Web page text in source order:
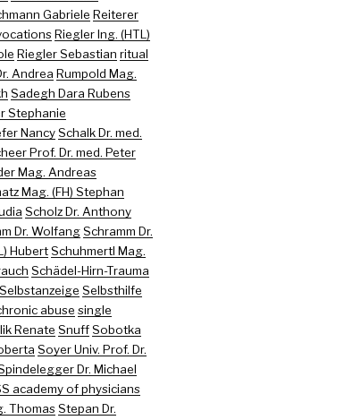
Gabriele Reiterer
Riegler Ing. (HTL)
Riegler Sebastian ritual
Andrea Rumpold Mag.
Sadegh Dara Rubens
Stephanie
Nancy Schalk Dr. med.
Prof. Dr. med. Peter
Mag. Andreas
Mag. (FH) Stephan
Scholz Dr. Anthony
Dr. Wolfang Schramm Dr.
Hubert Schuhmertl Mag.
Schädel-Hirn-Trauma
Selbstanzeige Selbsthilfe
abuse single
Renate Snuff Sobotka
Soyer Univ. Prof. Dr.
Dr. Michael
academy of physicians
Thomas Stepan Dr.